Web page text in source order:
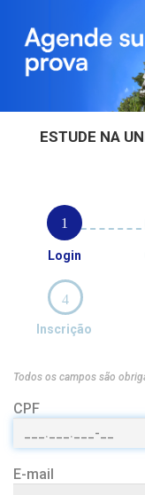
ESTUDE NA
1
Login
4
Inscrição
Todos os campos são
CPF
E-mail